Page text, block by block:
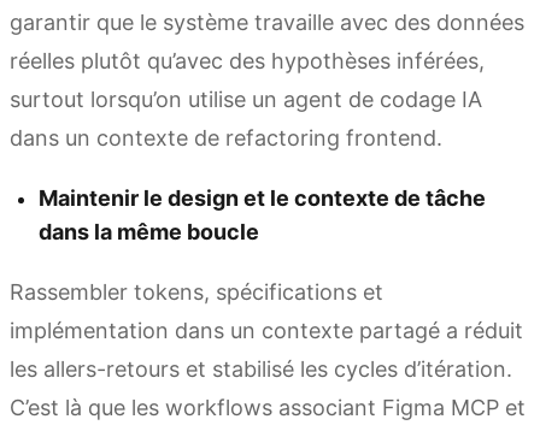
garantir que le système travaille avec des données
réelles plutôt qu’avec des hypothèses inférées,
surtout lorsqu’on utilise un agent de codage IA
dans un contexte de refactoring frontend.
Maintenir le design et le contexte de tâche
dans la même boucle
Rassembler tokens, spécifications et
implémentation dans un contexte partagé a réduit
les allers-retours et stabilisé les cycles d’itération.
C’est là que les workflows associant Figma MCP et